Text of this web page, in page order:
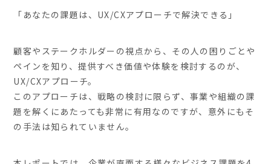
「あなたの課題は、UX/CXアプローチで解決できる」
顧客やステークホルダーの視点から、その人の困りごとや
ペインを知り、提供すべき価値や体験を検討するのが、
UX/CXアプローチ。
このアプローチは、戦略の検討に限らず、事業や組織の課
題を解くにあたっても非常に有用なのですが、意外にもそ
の手法は知られていません。